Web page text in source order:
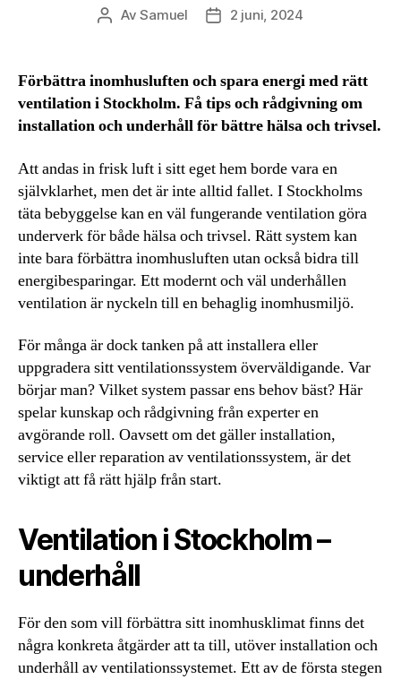
Inläggsförfattare
AvSamuel Inläggsdatum
2 juni, 2024
Förbättra inomhusluften och spara energi med rätt
ventilation i Stockholm. Få tips och rådgivning om
installation och underhåll för bättre hälsa och trivsel.
Att andas in frisk luft i sitt eget hem borde vara en
självklarhet, men det är inte alltid fallet. I Stockholms
täta bebyggelse kan en väl fungerande ventilation göra
underverk för både hälsa och trivsel. Rätt system kan
inte bara förbättra inomhusluften utan också bidra till
energibesparingar. Ett modernt och väl underhållen
ventilation är nyckeln till en behaglig inomhusmiljö.
För många är dock tanken på att installera eller
uppgradera sitt ventilationssystem överväldigande. Var
börjar man? Vilket system passar ens behov bäst? Här
spelar kunskap och rådgivning från experter en
avgörande roll. Oavsett om det gäller installation,
service eller reparation av ventilationssystem, är det
viktigt att få rätt hjälp från start.
Ventilation i Stockholm –
underhåll
För den som vill förbättra sitt inomhusklimat finns det
några konkreta åtgärder att ta till, utöver installation och
underhåll av ventilationssystemet. Ett av de första stegen